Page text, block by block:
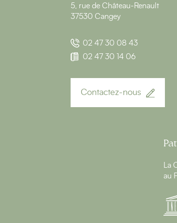
5, rue de Château-Renault
37530 Cangey
02 47 30 08 43
02 47 30 14 06
Contactez-nous
La
au